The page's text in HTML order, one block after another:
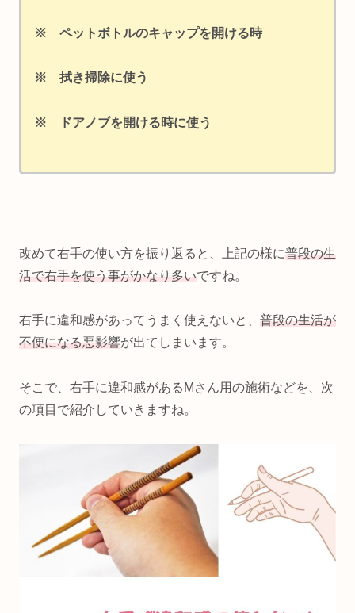
※ ペットボトルのキャップを開ける時
※ 拭き掃除に使う
※ ドアノブを開ける時に使う
改めて右手の使い方を振り返ると、上記の様に普段の生
活で右手を使う事がかなり多いですね。
右手に違和感があってうまく使えないと、 普段の生活が
不便になる悪影響が出てしまいます。
そこで、右手に違和感があるMさん用の施術などを、次
の項目で紹介していきますね。